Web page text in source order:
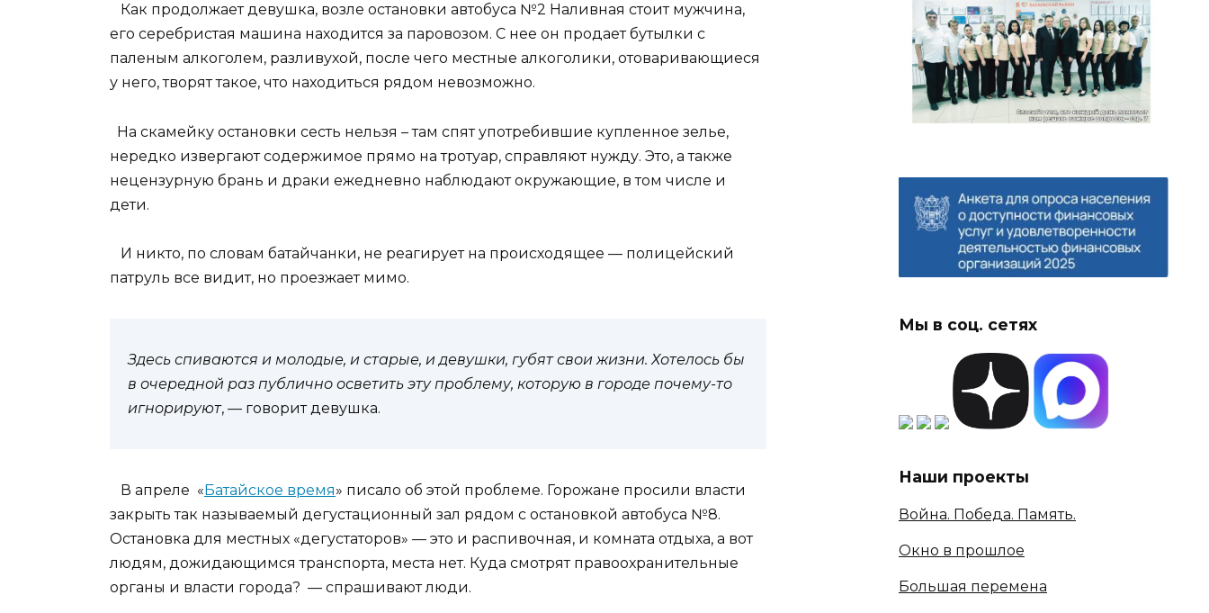
Как продолжает девушка, возле остановки автобуса №2 Наливная стоит мужчина,
его серебристая машина находится за паровозом. С нее он продает бутылки с
паленым алкоголем, разливухой, после чего местные алкоголики, отоваривающиеся
у него, творят такое, что находиться рядом невозможно.
На скамейку остановки сесть нельзя – там спят употребившие купленное зелье,
нередко извергают содержимое прямо на тротуар, справляют нужду. Это, а также
нецензурную брань и драки ежедневно наблюдают окружающие, в том числе и
дети.
И никто, по словам батайчанки, не реагирует на происходящее — полицейский
патруль все видит, но проезжает мимо.
Здесь спиваются и молодые, и старые, и девушки, губят свои жизни. Хотелось бы
в очередной раз публично осветить эту проблему, которую в городе почему-то
игнорируют, — говорит девушка.
В апреле «Батайское время» писало об этой проблеме. Горожане просили власти
закрыть так называемый дегустационный зал рядом с остановкой автобуса №8.
Остановка для местных «дегустаторов» — это и распивочная, и комната отдыха, а вот
людям, дожидающимся транспорта, места нет. Куда смотрят правоохранительные
органы и власти города? — спрашивают люди.
Мы в соц. сетях
Наши проекты
Война. Победа. Память.
Окно в прошлое
Большая перемена